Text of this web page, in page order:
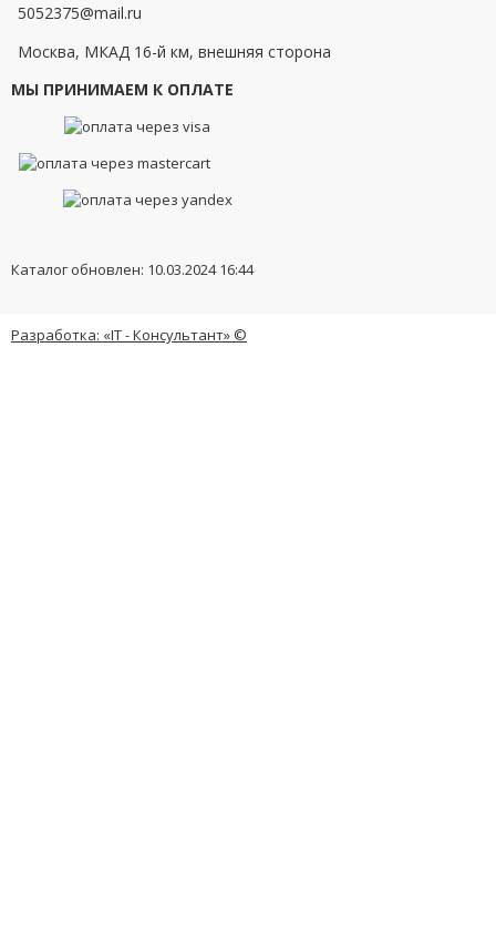
5052375@mail.ru
Москва, МКАД 16-й км, внешняя сторона
МЫ ПРИНИМАЕМ К ОПЛАТЕ
Каталог обновлен: 10.03.2024 16:44
Разработка: «IT - Консультант» ©